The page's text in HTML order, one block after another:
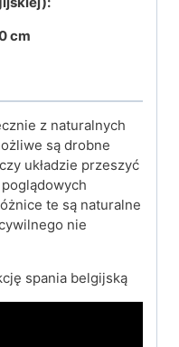
cm
z naturalnych
są drobne
układzie przeszyć
te są naturalne
nie
spania belgijską